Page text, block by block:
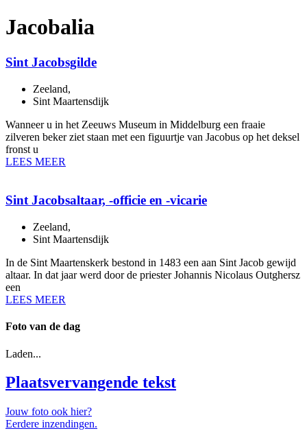
Jacobalia
Sint Jacobsgilde
Zeeland,
Sint Maartensdijk
Wanneer u in het Zeeuws Museum in Middelburg een fraaie
zilveren beker ziet staan met een figuurtje van Jacobus op het deksel
fronst u
LEES MEER
Sint Jacobsaltaar, -officie en -vicarie
Zeeland,
Sint Maartensdijk
In de Sint Maartenskerk bestond in 1483 een aan Sint Jacob gewijd
altaar. In dat jaar werd door de priester Johannis Nicolaus Outghersz
een
LEES MEER
Foto van de dag
Laden...
Plaatsvervangende tekst
Jouw foto ook hier?
Eerdere inzendingen.